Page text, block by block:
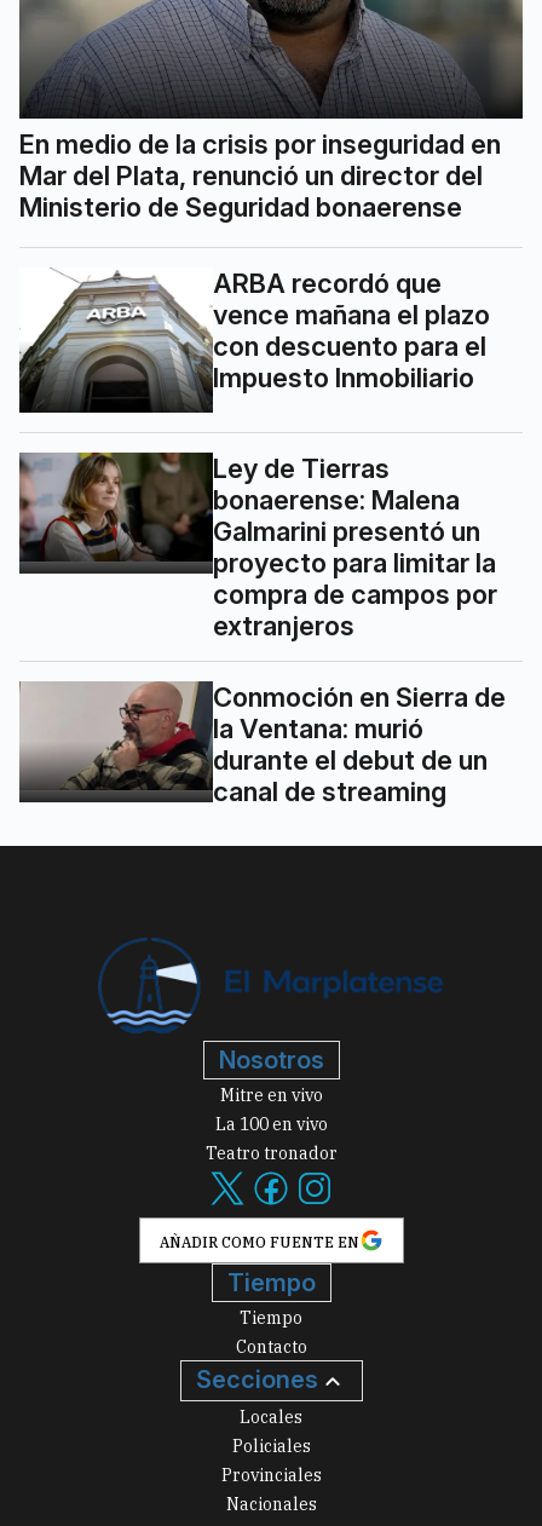
En medio de la crisis por inseguridad en
Mar del Plata, renunció un director del
Ministerio de Seguridad bonaerense
ARBA recordó que
vence mañana el plazo
con descuento para el
Impuesto Inmobiliario
Ley de Tierras
bonaerense: Malena
Galmarini presentó un
proyecto para limitar la
compra de campos por
extranjeros
Conmoción en Sierra de
la Ventana: murió
durante el debut de un
canal de streaming
Nosotros
Mitre en vivo
La 100 en vivo
Teatro tronador
AÑADIR COMO FUENTE EN
Tiempo
Tiempo
Contacto
Secciones
Locales
Policiales
Provinciales
Nacionales